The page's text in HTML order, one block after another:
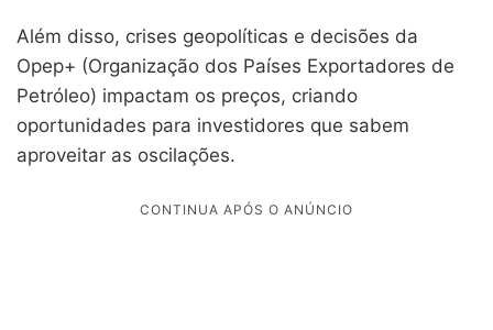
Além disso, crises geopolíticas e decisões da
Opep+ (Organização dos Países Exportadores de
Petróleo) impactam os preços, criando
oportunidades para investidores que sabem
aproveitar as oscilações.